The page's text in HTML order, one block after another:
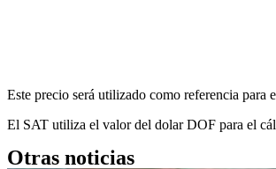
Este precio será utilizado como referencia para
El SAT utiliza el valor del dolar DOF para el
Otras noticias